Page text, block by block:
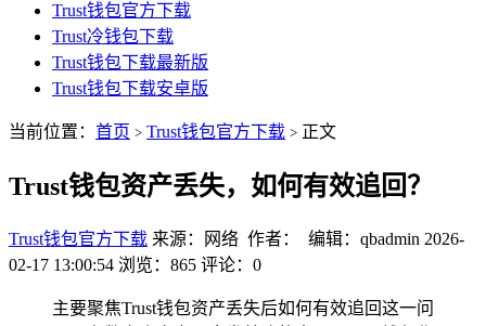
Trust钱包官方下载
Trust冷钱包下载
Trust钱包下载最新版
Trust钱包下载安卓版
当前位置： 首页 > Trust钱包官方下载 > 正文
Trust钱包资产丢失，如何有效追回？
Trust钱包官方下载 来源：网络 作者： 编辑：qbadmin 2026-
02-17 13:00:54 浏览：865 评论：0
主要聚焦Trust钱包资产丢失后如何有效追回这一问